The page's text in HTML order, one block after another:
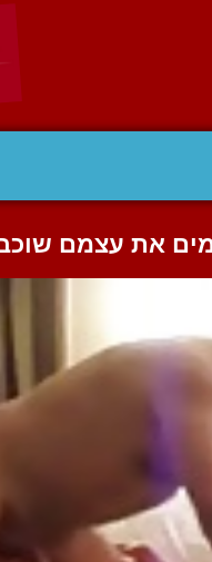
את עצמם